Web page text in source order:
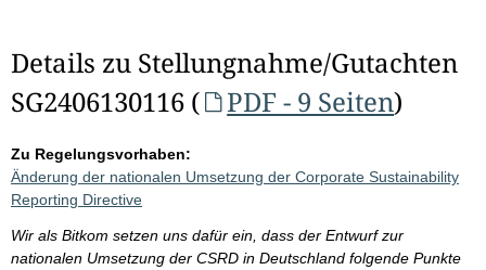
Details zu Stellungnahme/Gutachten
SG2406130116 (
PDF - 9 Seiten)
Zu Regelungsvorhaben:
Änderung der nationalen Umsetzung der Corporate Sustainability
Reporting Directive
Wir als Bitkom setzen uns dafür ein, dass der Entwurf zur
nationalen Umsetzung der CSRD in Deutschland folgende Punkte